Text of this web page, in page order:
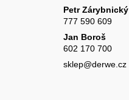
Petr Zárybnický
777 590 609
Jan Boroš
602 170 700
sklep@derwe.cz